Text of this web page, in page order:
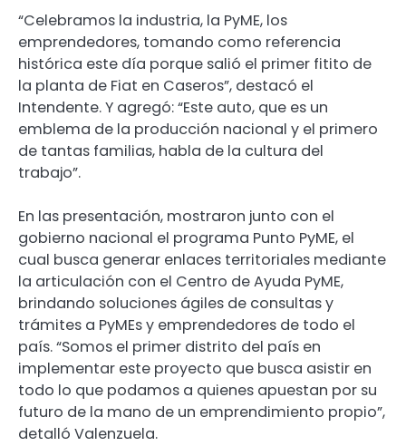
“Celebramos la industria, la PyME, los
emprendedores, tomando como referencia
histórica este día porque salió el primer fitito de
la planta de Fiat en Caseros”, destacó el
Intendente. Y agregó: “Este auto, que es un
emblema de la producción nacional y el primero
de tantas familias, habla de la cultura del
trabajo”.
En las presentación, mostraron junto con el
gobierno nacional el programa Punto PyME, el
cual busca generar enlaces territoriales mediante
la articulación con el Centro de Ayuda PyME,
brindando soluciones ágiles de consultas y
trámites a PyMEs y emprendedores de todo el
país. “Somos el primer distrito del país en
implementar este proyecto que busca asistir en
todo lo que podamos a quienes apuestan por su
futuro de la mano de un emprendimiento propio”,
detalló Valenzuela.